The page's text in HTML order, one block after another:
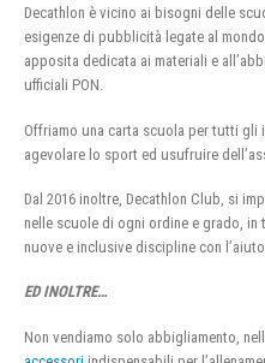
Decathlon è vicino ai bisogni delle
esigenze di pubblicità legate al
apposita dedicata ai materiali e
ufficiali PON.
Offriamo una carta scuola per tutti
agevolare lo sport ed usufruire
Dal 2016 inoltre, Decathlon Club, si
nelle scuole di ogni ordine e grado,
nuove e inclusive discipline con
ED INOLTRE…
Non vendiamo solo abbigliamento,